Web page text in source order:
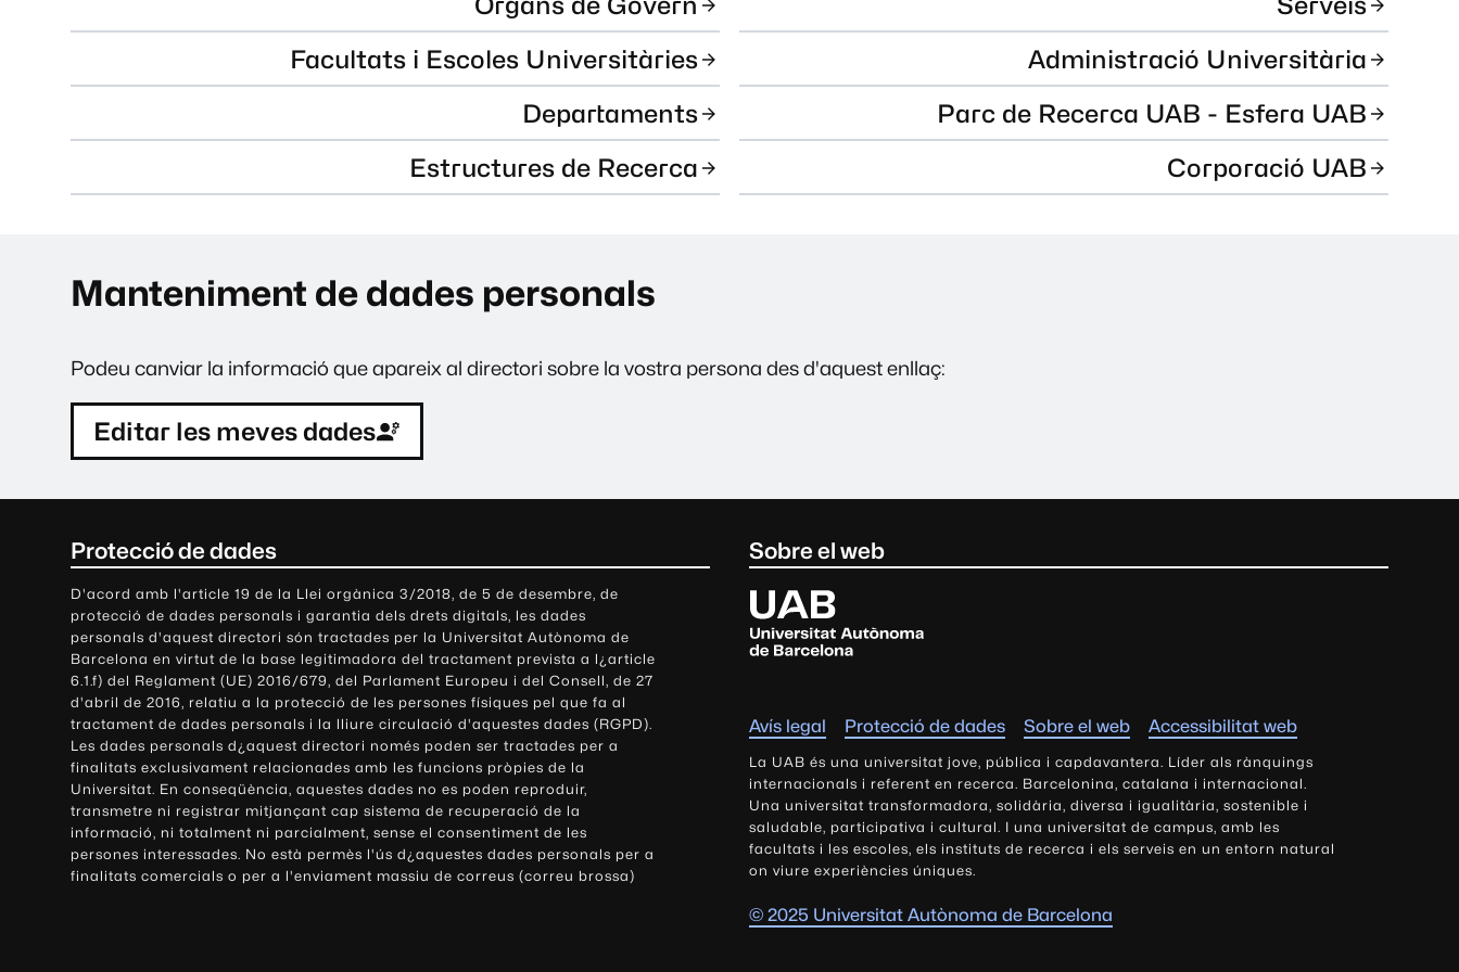
Facultats i Escoles Universitàries
Departaments
Estructures de Recerca
Administració Universitària
Parc de Recerca UAB - Esfera UAB
Corporació UAB
Manteniment de dades personals
Podeu canviar la informació que apareix al directori sobre la vostra persona des d'aquest enllaç:
Editar les meves dades
Protecció de dades
D'acord amb l'article 19 de la Llei orgànica 3/2018, de 5 de desembre, de
protecció de dades personals i garantia dels drets digitals, les dades
personals d'aquest directori són tractades per la Universitat Autònoma de
Barcelona en virtut de la base legitimadora del tractament prevista a l¿article
6.1.f) del Reglament (UE) 2016/679, del Parlament Europeu i del Consell, de 27
d'abril de 2016, relatiu a la protecció de les persones físiques pel que fa al
tractament de dades personals i la lliure circulació d'aquestes dades (RGPD).
Les dades personals d¿aquest directori només poden ser tractades per a
finalitats exclusivament relacionades amb les funcions pròpies de la
Universitat. En conseqüència, aquestes dades no es poden reproduir,
transmetre ni registrar mitjançant cap sistema de recuperació de la
informació, ni totalment ni parcialment, sense el consentiment de les
persones interessades. No està permès l'ús d¿aquestes dades personals per a
finalitats comercials o per a l'enviament massiu de correus (correu brossa)
Sobre el web
U
n
i
s
i
t
a
t
A
u
t
ò
Avís legal Protecció de dades Sobre el web Accessibilitat web
La UAB és una universitat jove, pública i capdavantera. Líder als rànquings
internacionals i referent en recerca. Barcelonina, catalana i internacional.
Una universitat transformadora, solidària, diversa i igualitària, sostenible i
saludable, participativa i cultural. I una universitat de campus, amb les
facultats i les escoles, els instituts de recerca i els serveis en un entorn natural
on viure experiències úniques.
© 2025 Universitat Autònoma de Barcelona